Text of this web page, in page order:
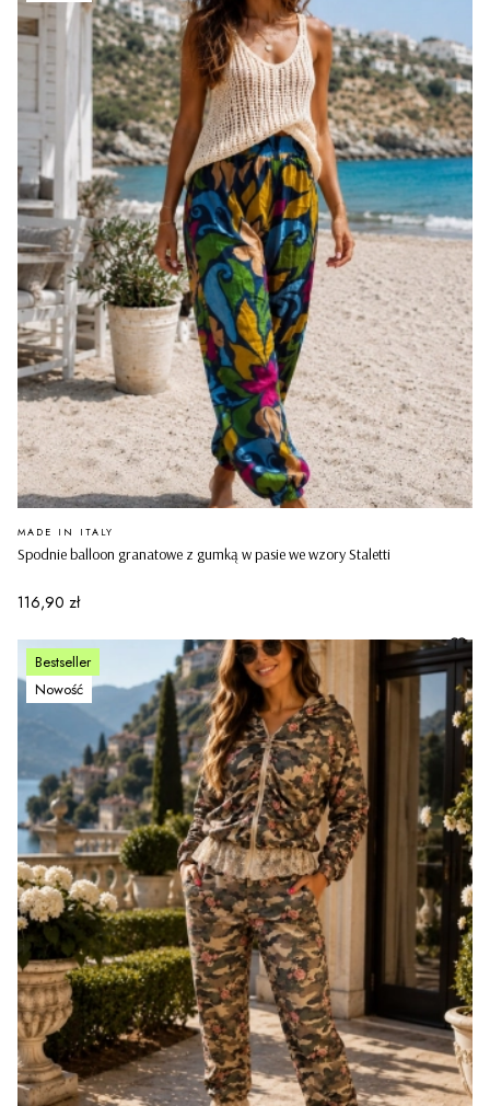
Spodnie balloon granatowe z gumką w pasie we wzory Staletti
PRODUCENT
MADE IN ITALY
Cena
116,90 zł
Bestseller
Nowość